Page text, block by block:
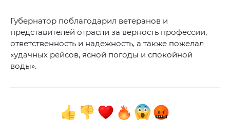
Губернатор поблагодарил ветеранов и
представителей отрасли за верность профессии,
ответственность и надежность, а также пожелал
«удачных рейсов, ясной погоды и спокойной
воды».